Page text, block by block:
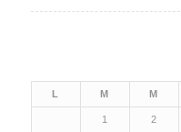
L M M
1 2